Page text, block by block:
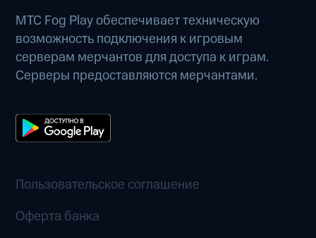
МТС Fog Play обеспечивает техническую
возможность подключения к игровым
серверам мерчантов для доступа к играм.
Серверы предоставляются мерчантами.
Пользовательское соглашение
Оферта банка